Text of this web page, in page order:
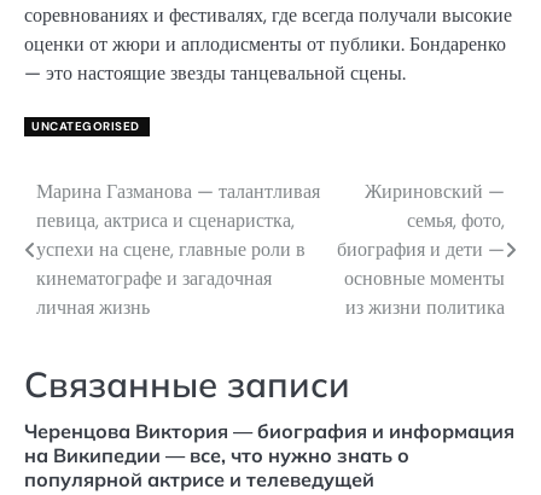
соревнованиях и фестивалях, где всегда получали высокие
оценки от жюри и аплодисменты от публики. Бондаренко
— это настоящие звезды танцевальной сцены.
UNCATEGORISED
Навигация
по
записям
Марина Газманова — талантливая
певица, актриса и сценаристка,
успехи на сцене, главные роли в
кинематографе и загадочная
личная жизнь
Жириновский —
семья, фото,
биография и дети —
основные моменты
из жизни политика
Связанные записи
Черенцова Виктория — биография и информация
на Википедии — все, что нужно знать о
популярной актрисе и телеведущей